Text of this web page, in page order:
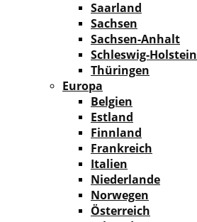
Saarland
Sachsen
Sachsen-Anhalt
Schleswig-Holstein
Thüringen
Europa
Belgien
Estland
Finnland
Frankreich
Italien
Niederlande
Norwegen
Österreich